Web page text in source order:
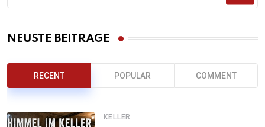
NEUSTE BEITRÄGE
RECENT POPULAR COMMENT
KELLER